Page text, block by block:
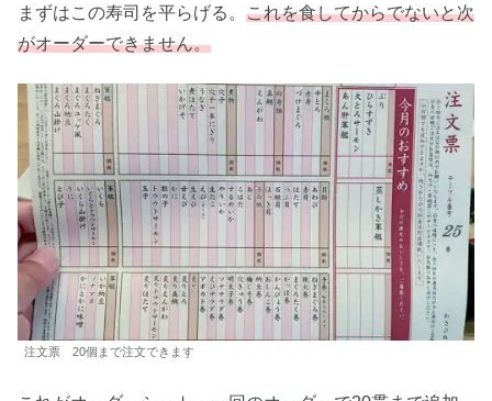
まずはこの寿司を平らげる。 これを食してからでないと次
がオーダーできません。
注文票 20個まで注文できます